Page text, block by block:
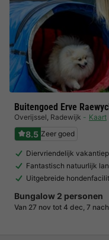
Buitengoed Erve
Overijssel, Radewijk Kaart
8.5 Zeer goed
Diervriendelijk
Fantastisch natuurlijk
Uitgebreide
Bungalow 2 personen
Van 27 nov tot 4 dec, 7